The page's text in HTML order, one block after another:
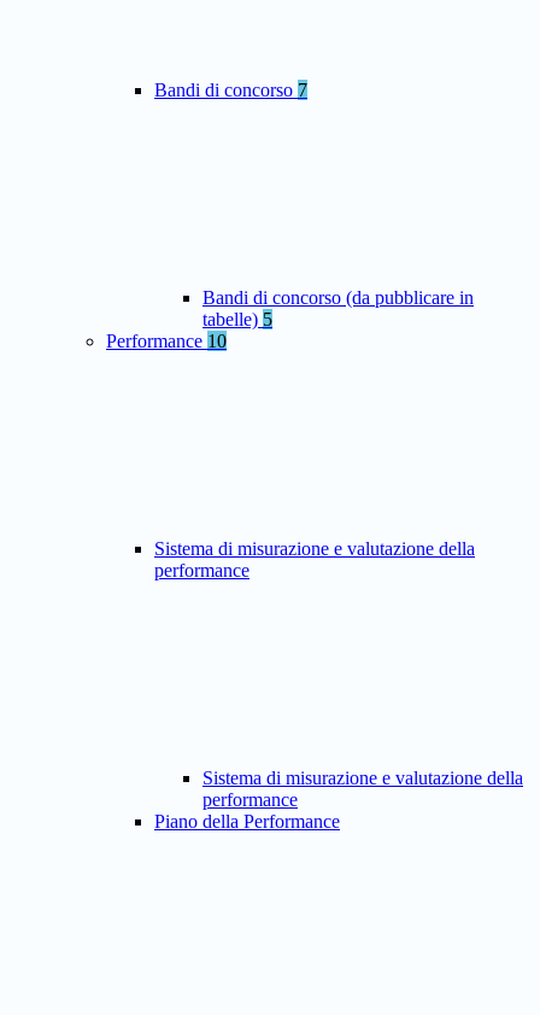
Bandi di concorso 7
Bandi di concorso (da pubblicare in
tabelle) 5
Performance 10
Sistema di misurazione e valutazione della
performance
Sistema di misurazione e valutazione della
performance
Piano della Performance